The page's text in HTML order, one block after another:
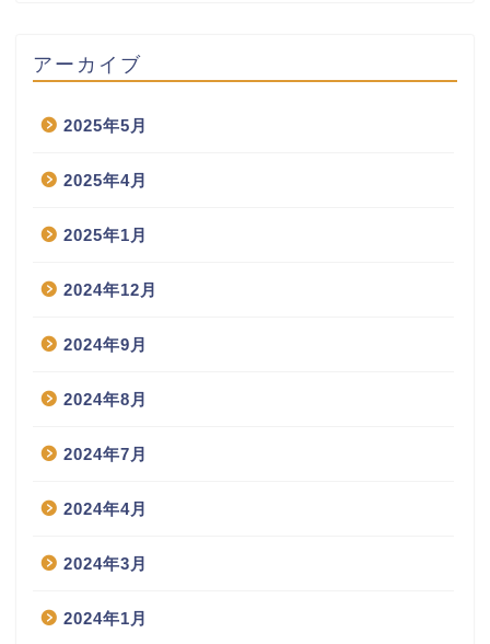
アーカイブ
2025年5月
2025年4月
2025年1月
2024年12月
2024年9月
2024年8月
2024年7月
2024年4月
2024年3月
2024年1月